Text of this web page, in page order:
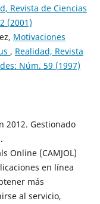
Revista de Ciencias
(2001)
Motivaciones
, Realidad, Revista
Núm. 59 (1997)
2012. Gestionado
.
Online (CAMJOL)
en línea
más
al servicio,